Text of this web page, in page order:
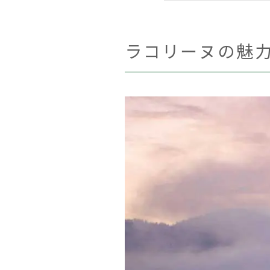
ラコリーヌの魅